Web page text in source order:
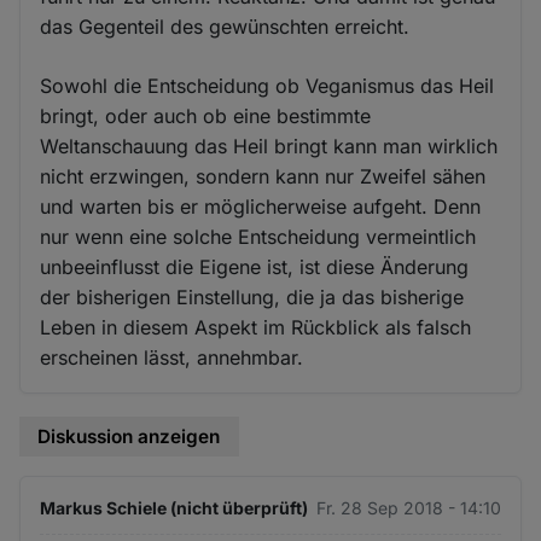
das Gegenteil des gewünschten erreicht.
Sowohl die Entscheidung ob Veganismus das Heil
bringt, oder auch ob eine bestimmte
Weltanschauung das Heil bringt kann man wirklich
nicht erzwingen, sondern kann nur Zweifel sähen
und warten bis er möglicherweise aufgeht. Denn
nur wenn eine solche Entscheidung vermeintlich
unbeeinflusst die Eigene ist, ist diese Änderung
der bisherigen Einstellung, die ja das bisherige
Leben in diesem Aspekt im Rückblick als falsch
erscheinen lässt, annehmbar.
Diskussion anzeigen
Markus Schiele (nicht überprüft) Fr. 28 Sep 2018 - 14:10